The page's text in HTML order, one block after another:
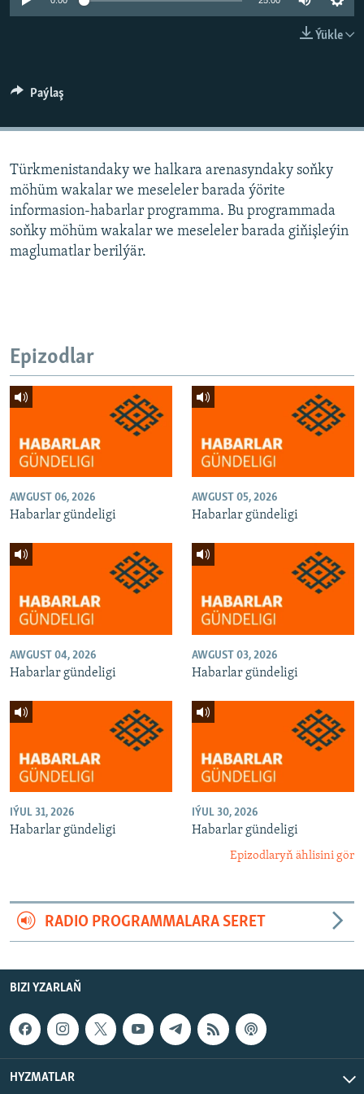
Ýükle
Paýlaş
Türkmenistandaky we halkara arenasyndaky soňky
möhüm wakalar we meseleler barada ýörite
informasion-habarlar programma. Bu programmada
soňky möhüm wakalar we meseleler barada giňişleýin
maglumatlar berilýär.
Epizodlar
AWGUST 06, 2026
Habarlar gündeligi
AWGUST 05, 2026
Habarlar gündeligi
AWGUST 04, 2026
Habarlar gündeligi
AWGUST 03, 2026
Habarlar gündeligi
IÝUL 31, 2026
Habarlar gündeligi
IÝUL 30, 2026
Habarlar gündeligi
Epizodlaryň ählisini gör
RADIO PROGRAMMALARA SERET
BIZI YZARLAŇ
HYZMATLAR